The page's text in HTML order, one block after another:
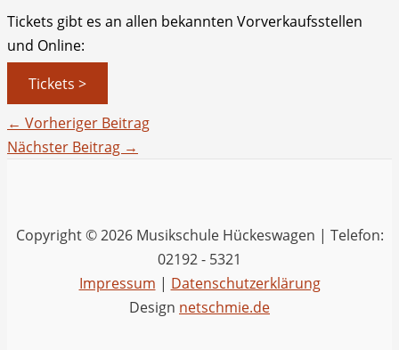
Tickets gibt es an allen bekannten Vorverkaufsstellen
und Online:
Tickets >
← Vorheriger Beitrag
Nächster Beitrag →
Copyright © 2026 Musikschule Hückeswagen | Telefon:
02192 - 5321
Impressum | Datenschutzerklärung
Design netschmie.de